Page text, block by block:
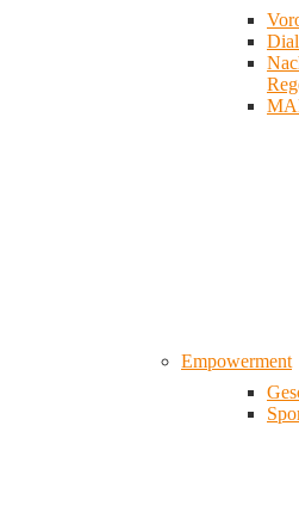
Empowerment